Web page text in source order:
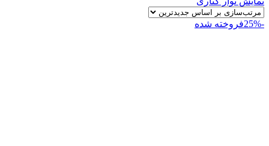
-25% فروخته شده